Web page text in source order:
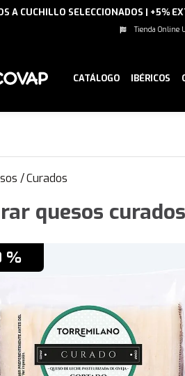
A CUCHILLO SELECCIONADOS | +5%
Tienda Online
CATÁLOGO IBÉRICOS
/Curados
quesos curados
%